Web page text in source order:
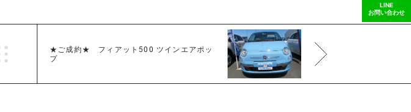
LINE
お問い合わせ
★ご成約★ フィアット500 ツインエアポッ
プ